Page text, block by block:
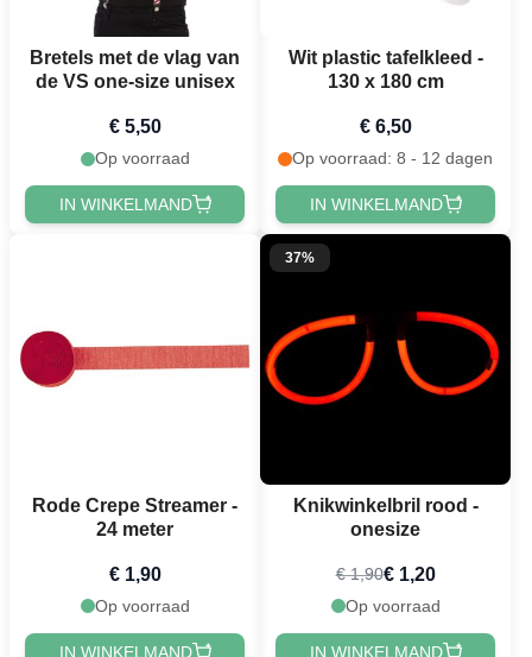
Bretels met de vlag van
de VS one-size unisex
€ 5,50
Op voorraad
IN WINKELMAND
Wit plastic tafelkleed -
130 x 180 cm
€ 6,50
Op voorraad: 8 - 12 dagen
IN WINKELMAND
Rode Crepe Streamer -
24 meter
€ 1,90
Op voorraad
IN WINKELMAND
37%
Knikwinkelbril rood -
onesize
€ 1,90€ 1,20
Op voorraad
IN WINKELMAND